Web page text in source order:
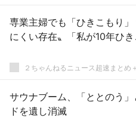
専業主婦でも「ひきこもり
にくい存在〟「私が10年ひ
２ちゃんねるニュース超速まとめ＋
サウナブーム、「ととのう
ドを遺し消滅